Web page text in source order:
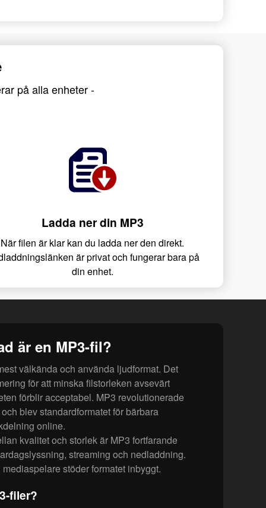
på alla enheter -
Ladda ner din MP3
När filen är klar kan du ladda ner den direkt.
är privat och fungerar bara på
din enhet.
är en MP3-fil?
välkända och använda ljudformat. Det
för att minska filstorleken avsevärt
förblir acceptabel. MP3 revolutionerade
blev standardformatet för bärbara
online.
kvalitet och storlek är MP3 fortfarande
streaming och nedladdning.
stöder formatet inbyggt.
filer?